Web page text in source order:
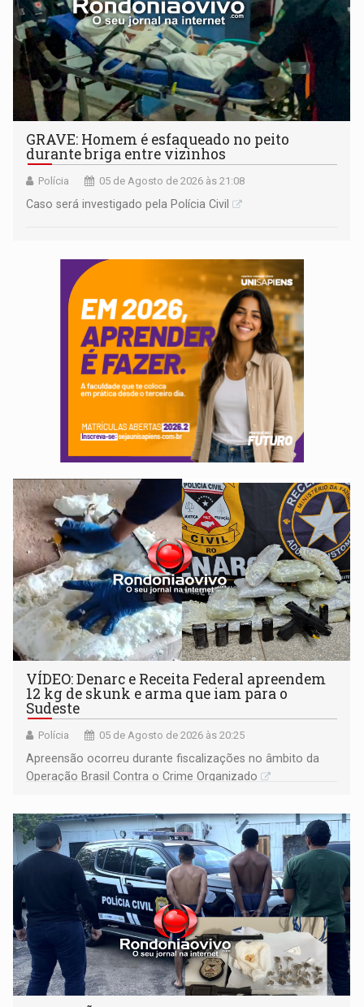
GRAVE: Homem é esfaqueado no peito
durante briga entre vizinhos
Polícia 05 de Agosto de 2026 às 21:08
Caso será investigado pela Polícia Civil
VÍDEO: Denarc e Receita Federal apreendem
12 kg de skunk e arma que iam para o
Sudeste
Polícia 05 de Agosto de 2026 às 20:25
Apreensão ocorreu durante fiscalizações no âmbito da
Operação Brasil Contra o Crime Organizado